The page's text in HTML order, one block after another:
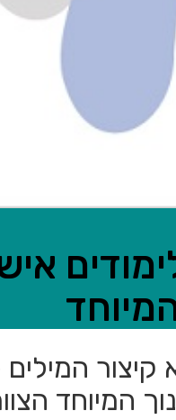
קיצור
המיוחד